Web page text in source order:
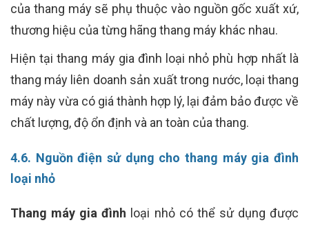
của thang máy sẽ phụ thuộc vào nguồn gốc xuất xứ,
thương hiệu của từng hãng thang máy khác nhau.
Hiện tại thang máy gia đình loại nhỏ phù hợp nhất là
thang máy liên doanh sản xuất trong nước, loại thang
máy này vừa có giá thành hợp lý, lại đảm bảo được về
chất lượng, độ ổn định và an toàn của thang.
4.6. Nguồn điện sử dụng cho thang máy gia đình
loại nhỏ
Thang máy gia đình loại nhỏ có thể sử dụng được